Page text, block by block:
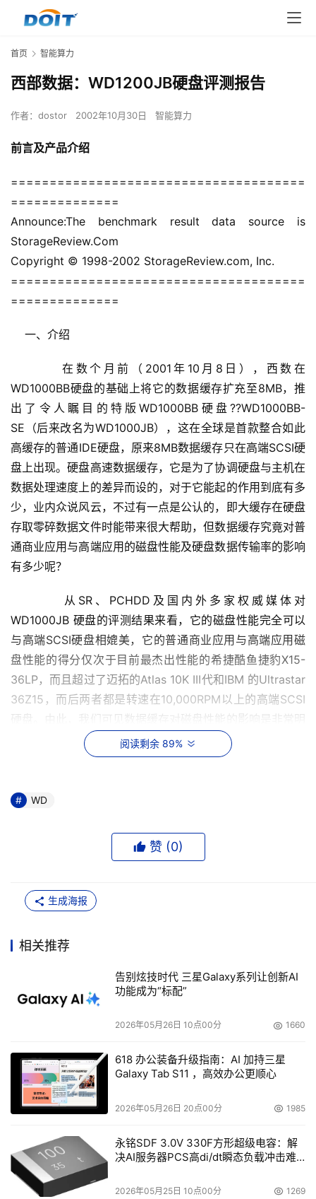
首页 智能算力
西部数据：WD1200JB硬盘评测报告
作者： dostor 2002年10月30日 智能算力
前言及产品介绍
======================================
==============
Announce:The benchmark result data source is
StorageReview.Com
Copyright © 1998-2002 StorageReview.com, Inc.
======================================
==============
一、介绍
在数个月前（2001年10月8日），西数在
WD1000BB硬盘的基础上将它的数据缓存扩充至8MB，推
出了令人瞩目的特版WD1000BB硬盘??WD1000BB-
SE（后来改名为WD1000JB），这在全球是首款整合如此
高缓存的普通IDE硬盘，原来8MB数据缓存只在高端SCSI硬
盘上出现。硬盘高速数据缓存，它是为了协调硬盘与主机在
数据处理速度上的差异而设的，对于它能起的作用到底有多
少，业内众说风云，不过有一点是公认的，即大缓存在硬盘
存取零碎数据文件时能带来很大帮助，但数据缓存究竟对普
通商业应用与高端应用的磁盘性能及硬盘数据传输率的影响
有多少呢？
从SR、PCHDD及国内外多家权威媒体对
WD1000JB 硬盘的评测结果来看，它的磁盘性能完全可以
与高端SCSI硬盘相媲美，它的普通商业应用与高端应用磁
盘性能的得分仅次于目前最杰出性能的希捷酷鱼捷豹X15-
36LP，而且超过了迈拓的Atlas 10K III代和IBM 的Ultrastar
36Z15，而后两者都是转速在10,000RPM以上的高端SCSI
硬盘。由此，我们可见数据缓存对磁盘性能的影响是非常明
的问题是8MB的WD1000JB的产品成本比普通版本的
WD1000BB高出许多。虽然现在全球的电脑发烧友在他们
的电脑内配置了数百MB的内存，但对于一家硬盘厂商而
言，要将硬盘缓存从2MB提高到8MB并不是一件易事，厂
进行重新设计与制板，这些都在无形中增加了JB系列硬盘
的生产成本。那西部数据公司对其的市场态度如何呢？据西
不会过度性生产。这就意味着西部数据公司将密切关注JB
系列产品的销售情况以决定是否推出更多的8MB缓存产品。
看来从市场部门反馈回来的信息不错，因为西部数
据公司已经决定延续JB系列的产品线。与WD1000JB类
推出的8MB高速缓存的产品，跟它的兄弟硬盘WD1200BB
一样，WD1200JB的主轴转速同样是7200RPM，单碟容量
为40GB，三碟装使其总容量达到了120GB。从厂商公布的
8.9ms。另外，JB的核心特征就是整合有8MB的高速缓
存，所以WD1200JB的数据缓存也是其竞争产品（如腾龙
四代、金钻七代）的四倍。在接口类型方面，虽然迈拓公司
阅读剩余 89%
WD
赞 (0)
生成海报
相关推荐
告别炫技时代 三星Galaxy系列让创新AI
功能成为“标配”
2026年05月26日 10点00分 1660
618 办公装备升级指南：AI 加持三星
Galaxy Tab S11 ，高效办公更顺心
2026年05月26日 20点00分 1985
永铭SDF 3.0V 330F方形超级电容：解
决AI服务器PCS高di/dt瞬态负载冲击难
2026年05月25日 10点00分 1269